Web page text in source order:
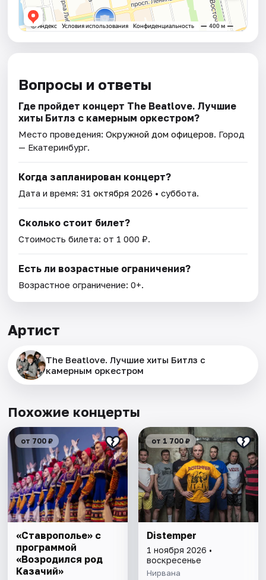
Вопросы и ответы
Где пройдет концерт The Beatlove. Лучшие
хиты Битлз с камерным оркестром?
Место проведения:Окружной дом офицеров. Город
— Екатеринбург.
Когда запланирован концерт?
Дата и время:31 октября 2026 • суббота.
Сколько стоит билет?
Стоимость билета: от 1 000 ₽.
Есть ли возрастные ограничения?
Возрастное ограничение: 0+.
Артист
The Beatlove. Лучшие хиты Битлз с
камерным оркестром
Похожие концерты
от 700 ₽
«Ставрополье» с
программой
«Возродился род
Казачий»
от 1 700 ₽
Distemper
1 ноября 2026 •
воскресенье
Нирвана